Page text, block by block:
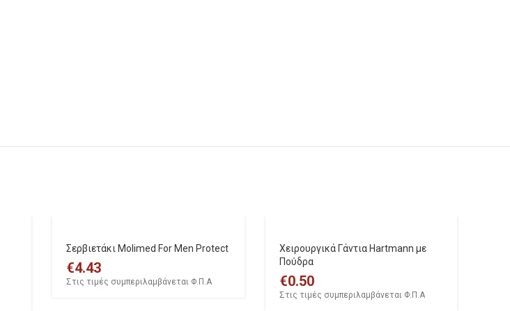
Σερβιετάκι Molimed For Men Protect
€4.43
Στις τιμές συμπεριλαμβάνεται Φ.Π.Α
Χειρουργικά Γάντια Hartmann με
Πούδρα
€0.50
Στις τιμές συμπεριλαμβάνεται Φ.Π.Α